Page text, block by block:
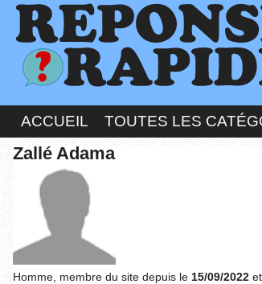
ACCUEIL TOUTES LES
Zallé Adama
Homme, membre du site depuis le 15/09/2022